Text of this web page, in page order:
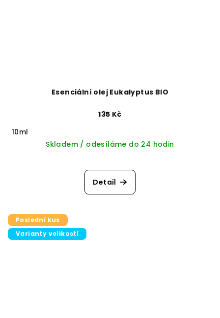
Esenciální olej Eukalyptus BIO
135 Kč
10ml
Skladem / odesíláme do 24 hodin
Detail
Poslední kus
Varianty velikostí